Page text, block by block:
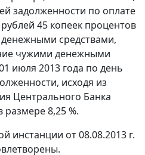
задолженности по оплате
45 копеек процентов
средствами,
чужими денежными
июля 2013 года по день
исходя из
Центрального Банка
8,25 %.
инстанции от 08.08.2013 г.